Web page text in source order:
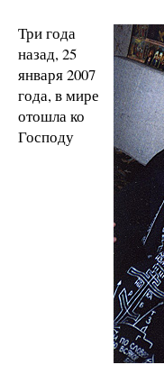
Три года
назад, 25
января 2007
года, в мире
отошла ко
Господу